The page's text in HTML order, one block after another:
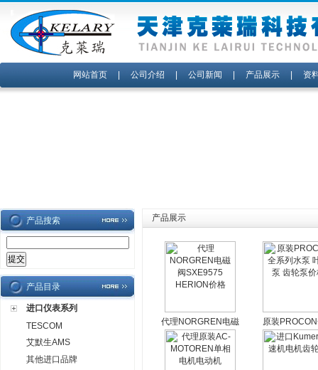
网站首页| 公司介绍 公司新闻 产品展示| 资
产品搜索
产品目录
进口仪表系列
TESCOM
艾默生AMS
其他进口品牌
产品展示
代理NORGREN电磁
阀SXE9575
HERION价格
原装
列水泵 叶片泵
泵价格